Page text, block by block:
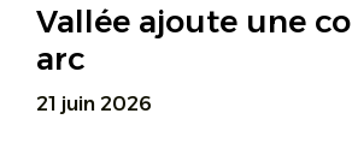
Vallée ajoute une
arc
21 juin 2026